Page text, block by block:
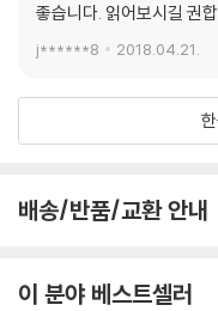
좋습니다. 읽어보시길 권
j******8 2018.04.21.
배송/반품/교환 안내
이 분야 베스트셀러